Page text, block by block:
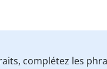
complétez les